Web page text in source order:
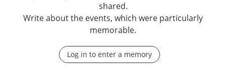
shared.
Write about the events, which were particularly
memorable.
Log in to enter a memory